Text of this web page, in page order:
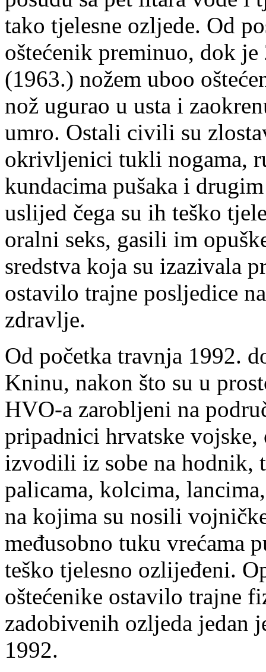
tako tjelesne ozljede. Od
oštećenik preminuo, dok
(1963.) nožem uboo
nož ugurao u usta i
umro. Ostali civili su
okrivljenici tukli nogama,
kundacima pušaka i
uslijed čega su ih teško
oralni seks, gasili im
sredstva koja su izazivala
ostavilo trajne posljedice
zdravlje.
Od početka travnja 1992.
Kninu, nakon što su u
HVO-a zarobljeni na
pripadnici hrvatske
izvodili iz sobe na
palicama, kolcima,
na kojima su nosili
međusobno tuku vrećama
teško tjelesno ozlijeđeni.
oštećenike ostavilo trajne
zadobivenih ozljeda jedan
1992.